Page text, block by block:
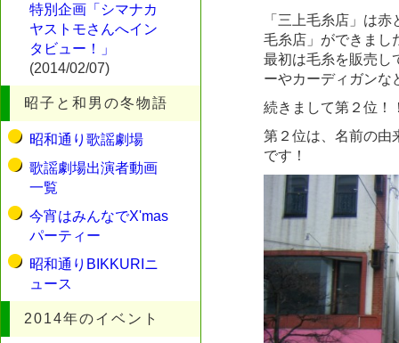
特別企画「シマナカ
ヤストモさんへイン
タビュー！」
(2014/02/07)
昭子と和男の冬物語
昭和通り歌謡劇場
歌謡劇場出演者動画
一覧
今宵はみんなでX'mas
パーティー
昭和通りBIKKURIニ
ュース
2014年のイベント
「三上毛糸店」は
毛糸店」ができまし
最初は毛糸を販売し
ーやカーディガンな
続きまして第２位！
第２位は、名前の由
です！